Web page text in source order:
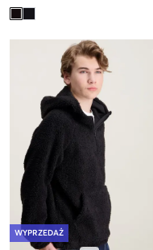
WYPRZEDAŻ